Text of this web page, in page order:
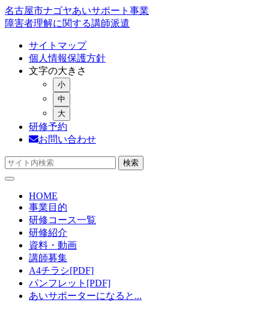
コ
ン
名古屋市ナゴヤあいサポート事業
障害者理解に関する講師派遣
サイトマップ
個人情報保護方針
文字の大きさ
小
中
大
研修予約
お問い合わせ
検索
HOME
事業目的
研修コース一覧
研修紹介
資料・動画
講師募集
A4チラシ[PDF]
パンフレット[PDF]
あいサポーターになると...